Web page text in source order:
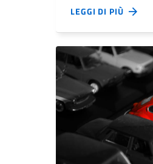
LEGGI DI PIÙ